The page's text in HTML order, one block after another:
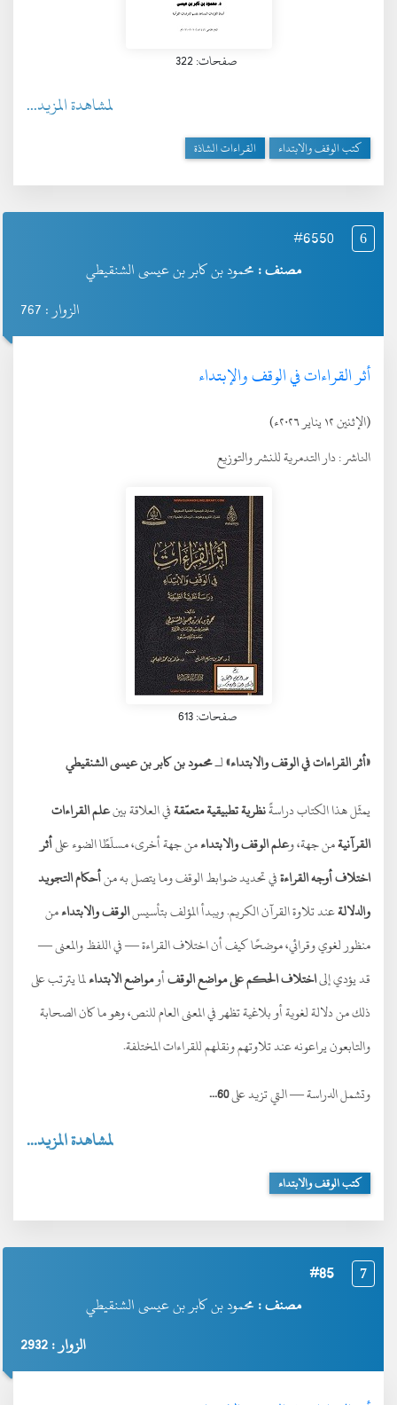
صفحات: 322
لمشاهدة المزيد...
كتب الوقف والابتداء القراءات الشاذة
6
#6550
مصنف : محمود بن كابر بن عيسى الشنقيطي
الزوار : 767
أثر القراءات في الوقف والإبتداء
(الإثنين ١٢ يناير ٢٠٢٦ء)
الناشر :دار التدمرية للنشر والتوزيع
صفحات: 613
«أثر القراءات في الوقف والابتداء»لـمحمود بن كابر بن عيسى الشنقيطي
يمثّل هذا الكتاب دراسةًنظرية تطبيقية متعمّقةفي العلاقة بينعلم القراءات
القرآنيةمن جهة، وعلم الوقف والابتداءمن جهة أخرى، مسلّطًا الضوء علىأثر
اختلاف أوجه القراءةفي تحديد ضوابط الوقف وما يتصل به منأحكام التجويد
والدلالةعند تلاوة القرآن الكريم. ويبدأ المؤلف بتأسيسالوقف والابتداءمن
منظور لغوي وقرائي، موضحًا كيف أن اختلاف القراءة — في اللفظ والمعنى —
قد يؤدي إلىاختلاف الحكم على مواضع الوقفأومواضع الابتداءلما يترتب على
ذلك من دلالة لغوية أو بلاغية تظهر في المعنى العام للنص، وهو ما كان الصحابة
والتابعون يراعونه عند تلاوتهم ونقلهم للقراءات المختلفة.
وتشمل الدراسة — التي تزيد على60...
لمشاهدة المزيد...
كتب الوقف والابتداء
7
#85
مصنف : محمود بن كابر بن عيسى الشنقيطي
الزوار : 2932